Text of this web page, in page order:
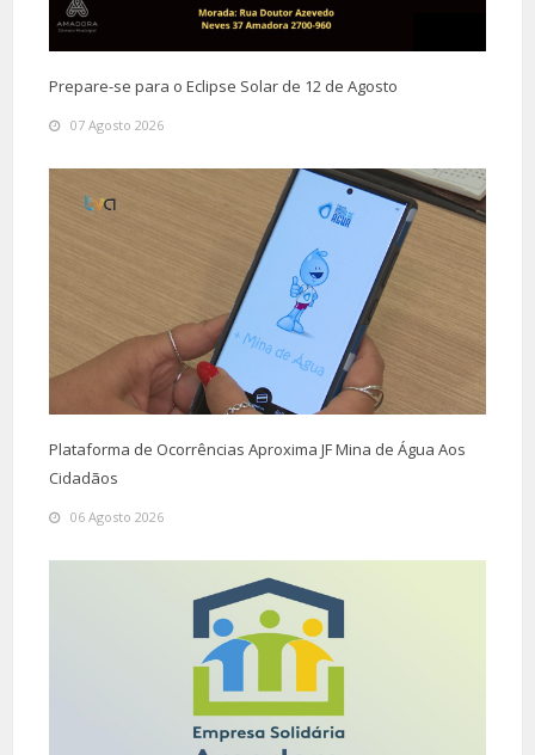
Prepare-se para o Eclipse Solar de 12 de Agosto
07 Agosto 2026
Plataforma de Ocorrências Aproxima JF Mina de Água Aos
Cidadãos
06 Agosto 2026